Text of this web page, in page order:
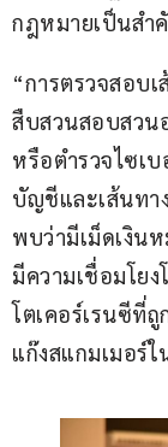
กฎหมายเป็นสำ
“การตรวจสอบ
สืบสวนสอบสวน
หรือตำรวจไซเ
บัญชีและเส้นทา
พบว่ามีเม็ดเงิน
มีความเชื่อมโย
โตเคอร์เรนซีที่
แก๊งสแกมเมอร์